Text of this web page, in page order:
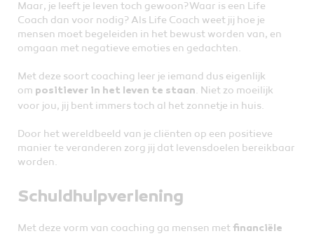
Maar, je leeft je leven toch gewoon? Waar is een Life
Coach dan voor nodig? Als Life Coach weet jij hoe je
mensen moet begeleiden in het bewust worden van, en
omgaan met negatieve emoties en gedachten.
Met deze soort coaching leer je iemand dus eigenlijk
om positiever in het leven te staan. Niet zo moeilijk
voor jou, jij bent immers toch al het zonnetje in huis.
Door het wereldbeeld van je cliënten op een positieve
manier te veranderen zorg jij dat levensdoelen bereikbaar
worden.
Schuldhulpverlening
Met deze vorm van coaching ga mensen metfinanciële